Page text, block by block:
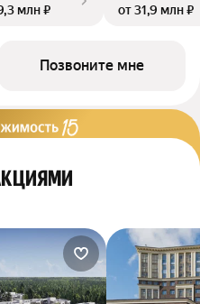
млн ₽
от 31,9 млн ₽
Позвоните мне